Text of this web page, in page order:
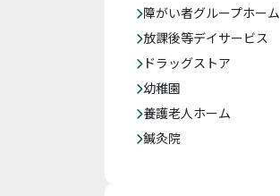
障がい者グループホーム
放課後等デイサービス
ドラッグストア
幼稚園
養護老人ホーム
鍼灸院